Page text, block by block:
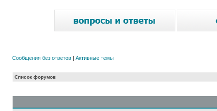
Сообщения без ответов | Активные темы
Список форумов